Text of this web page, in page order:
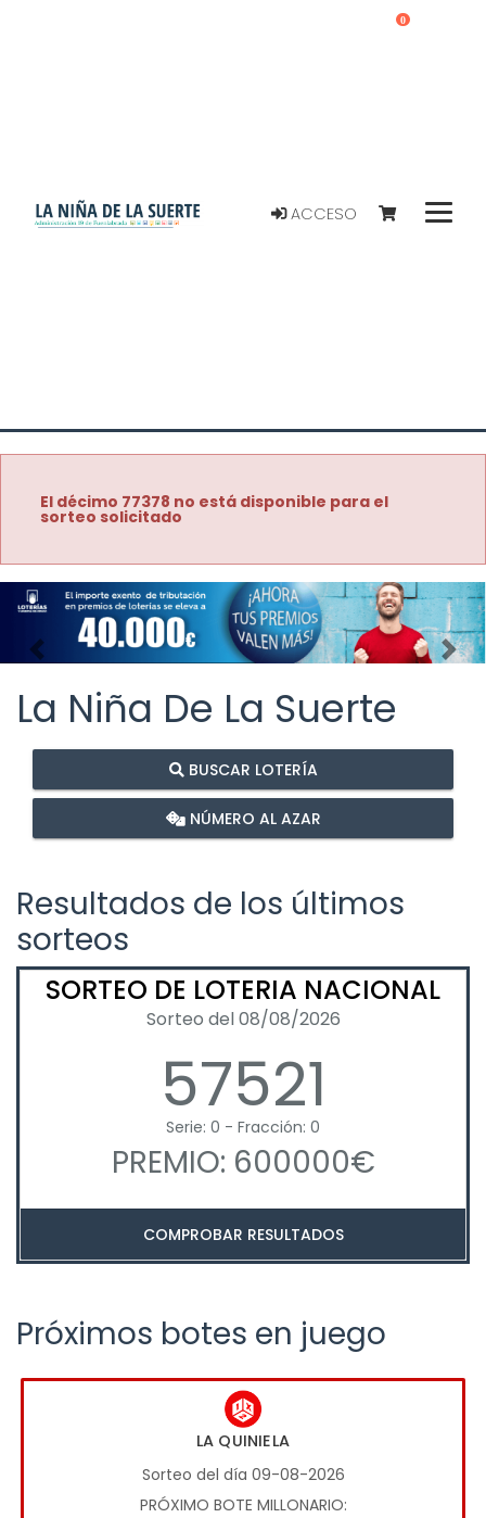
ACCESO
0
El décimo 77378 no está disponible para el
sorteo solicitado
Imagen anterior
La Niña De La Suerte
BUSCAR LOTERÍA
NÚMERO AL AZAR
Resultados de los últimos
sorteos
SORTEO DE LOTERIA NACIONAL
Sorteo del 08/08/2026
57521
Serie: 0 - Fracción: 0
PREMIO: 600000€
COMPROBAR RESULTADOS
Próximos botes en juego
LA QUINIELA
Sorteo del día 09-08-2026
PRÓXIMO BOTE MILLONARIO: